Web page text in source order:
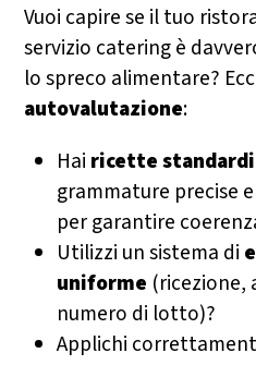
Vuoi capire se il tuo
servizio catering è
lo spreco alimentare?
autovalutazione:
Hai ricette
grammature precise
per garantire
Utilizzi un sistema di
uniforme (ricezione,
numero di lotto)?
Applichi